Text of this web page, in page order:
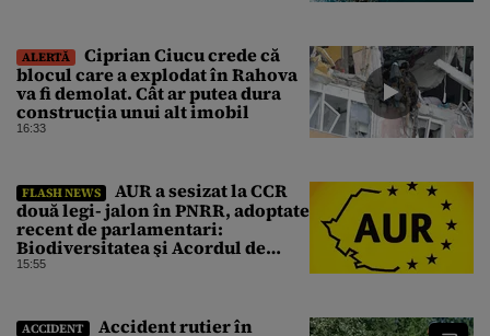
ALERTĂ
Ciprian Ciucu crede că
blocul care a explodat în Rahova
va fi demolat. Cât ar putea dura
construcția unui alt imobil
16:33
FLASH NEWS
AUR a sesizat la CCR
două legi- jalon în PNRR, adoptate
recent de parlamentari:
Biodiversitatea şi Acordul de
împrumut cu BIRD
15:55
ACCIDENT
Accident rutier în